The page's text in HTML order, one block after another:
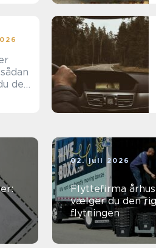
den
02. juli 2026
Flyttefirma århus sådan
vælger du den
flytningen